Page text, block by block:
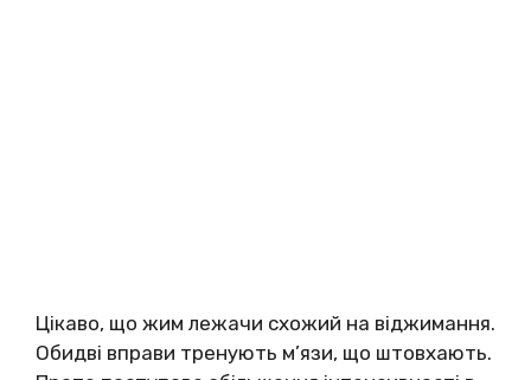
Цікаво, що жим лежачи схожий на віджимання.
Обидві вправи тренують м’язи, що штовхають.